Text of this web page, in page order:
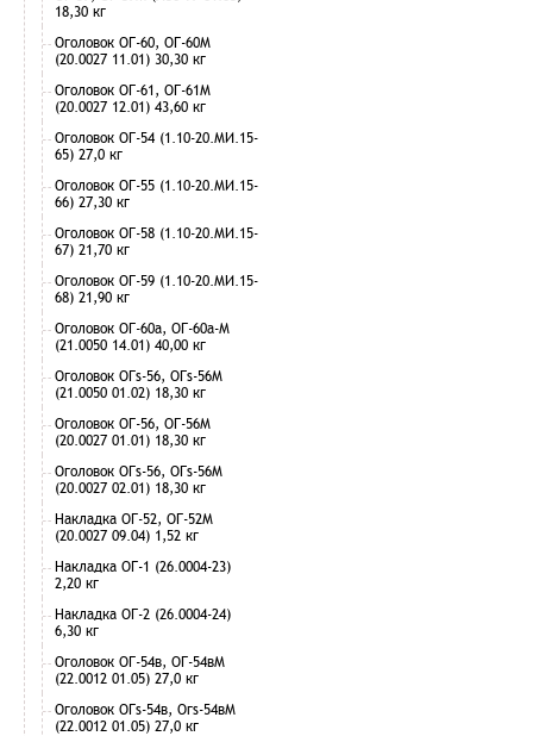
18,30 кг
Оголовок ОГ-60, ОГ-60М
(20.0027 11.01) 30,30 кг
Оголовок ОГ-61, ОГ-61М
(20.0027 12.01) 43,60 кг
Оголовок ОГ-54 (1.10-20.МИ.15-
65) 27,0 кг
Оголовок ОГ-55 (1.10-20.МИ.15-
66) 27,30 кг
Оголовок ОГ-58 (1.10-20.МИ.15-
67) 21,70 кг
Оголовок ОГ-59 (1.10-20.МИ.15-
68) 21,90 кг
Оголовок ОГ-60а, ОГ-60а-М
(21.0050 14.01) 40,00 кг
Оголовок ОГs-56, ОГs-56М
(21.0050 01.02) 18,30 кг
Оголовок ОГ-56, ОГ-56М
(20.0027 01.01) 18,30 кг
Оголовок ОГs-56, ОГs-56М
(20.0027 02.01) 18,30 кг
Накладка ОГ-52, ОГ-52М
(20.0027 09.04) 1,52 кг
Накладка ОГ-1 (26.0004-23)
2,20 кг
Накладка ОГ-2 (26.0004-24)
6,30 кг
Оголовок ОГ-54в, ОГ-54вМ
(22.0012 01.05) 27,0 кг
Оголовок ОГs-54в, Огs-54вМ
(22.0012 01.05) 27,0 кг